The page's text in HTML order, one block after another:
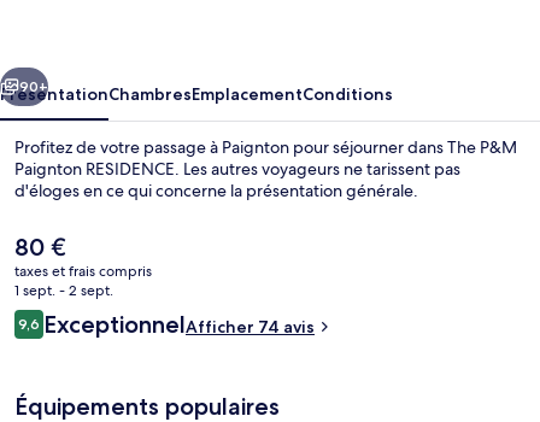
Suivant
90+
PrésentationChambresEmplacementConditions
Profitez de votre passage à Paignton pour séjourner dans The P&M
Paignton RESIDENCE. Les autres voyageurs ne tarissent pas
d'éloges en ce qui concerne la présentation générale.
Le
prix
actuel
est
de
80 €
taxes et frais compris
1 sept. - 2 sept.
Avis
voyageurs
9,69,6 sur 10
ExceptionnelAfficher 74 avis
Équipements populaires